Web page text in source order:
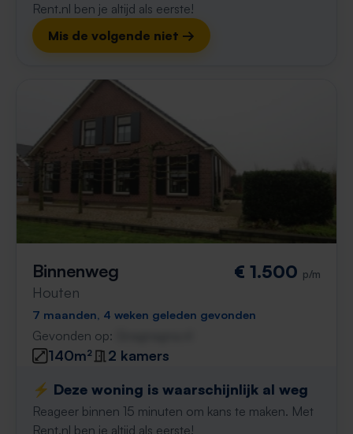
Rent.nl ben je altijd als eerste!
Mis de volgende niet →
Binnenweg
Houten
€ 1.500 p/m
7 maanden, 4 weken geleden gevonden
Gevonden op:
140m²
2 kamers
⚡️ Deze woning is waarschijnlijk al weg
Reageer binnen 15 minuten om kans te maken. Met
Rent.nl ben je altijd als eerste!